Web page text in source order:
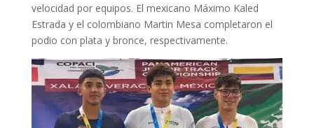
velocidad por equipos. El mexicano Máximo Kaled
Estrada y el colombiano Martin Mesa completaron el
podio con plata y bronce, respectivamente.